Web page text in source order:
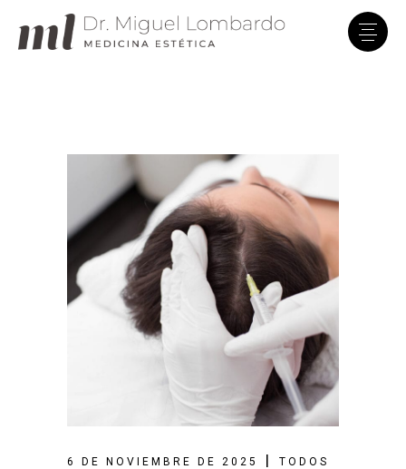
6 DE NOVIEMBRE DE 2025 TODOS
Clínica Dr. Lombardo
En línea · Asistente virtual